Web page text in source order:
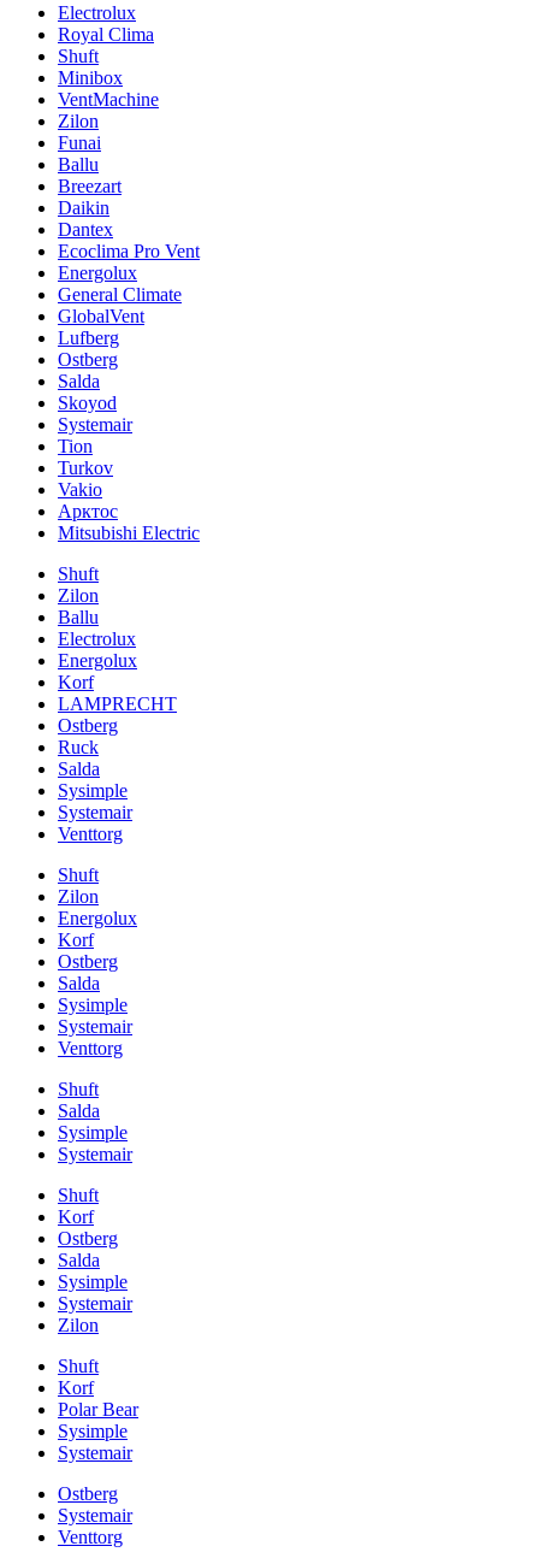
Electrolux
Royal Clima
Shuft
Minibox
VentMachine
Zilon
Funai
Ballu
Breezart
Daikin
Dantex
Ecoclima Pro Vent
Energolux
General Climate
GlobalVent
Lufberg
Ostberg
Salda
Skoyod
Systemair
Tion
Turkov
Vakio
Арктос
Mitsubishi Electric
Shuft
Zilon
Ballu
Electrolux
Energolux
Korf
LAMPRECHT
Ostberg
Ruck
Salda
Sysimple
Systemair
Venttorg
Shuft
Zilon
Energolux
Korf
Ostberg
Salda
Sysimple
Systemair
Venttorg
Shuft
Salda
Sysimple
Systemair
Shuft
Korf
Ostberg
Salda
Sysimple
Systemair
Zilon
Shuft
Korf
Polar Bear
Sysimple
Systemair
Ostberg
Systemair
Venttorg